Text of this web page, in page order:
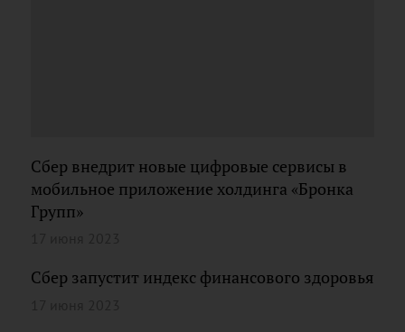
Сбер внедрит новые цифровые сервисы в
мобильное приложение холдинга «Бронка
Групп»
Сбер запустит индекс финансового здоровья